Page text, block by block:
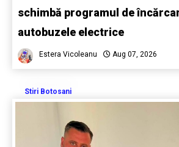
schimbă programul de
autobuzele electrice
Estera Vicoleanu Aug 07, 2026
Stiri Botosani